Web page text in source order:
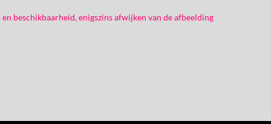
beschikbaarheid, enigszins afwijken van de afbeelding